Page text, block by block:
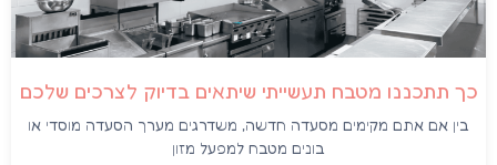
כך תתכננו מטבח תעשייתי שיתאים בדיוק לצרכים שלכם
בין אם אתם מקימים מסעדה חדשה, משדרגים מערך הסעדה מוסדי או
בונים מטבח למפעל מזון